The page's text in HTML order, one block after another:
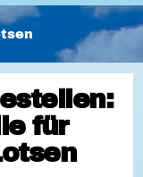
für